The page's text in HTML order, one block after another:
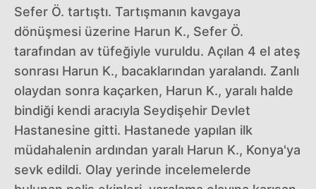
Sefer Ö. tartıştı. Tartışmanın kavgaya
dönüşmesi üzerine Harun K., Sefer Ö.
tarafından av tüfeğiyle vuruldu. Açılan 4 el ateş
sonrası Harun K., bacaklarından yaralandı. Zanlı
olaydan sonra kaçarken, Harun K., yaralı halde
bindiği kendi aracıyla Seydişehir Devlet
Hastanesine gitti. Hastanede yapılan ilk
müdahalenin ardından yaralı Harun K., Konya'ya
sevk edildi. Olay yerinde incelemelerde